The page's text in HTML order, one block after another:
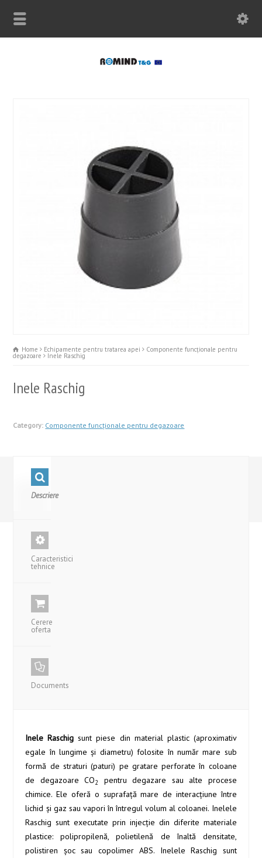
Home Echipamente pentru tratarea apei Componente funcționale pentru
degazoare Inele Raschig
Inele Raschig
Category: Componente funcționale pentru degazoare
Descriere
Caracteristici
tehnice
Cerere
oferta
Documents
Inele Raschig sunt piese din material plastic (aproximativ
egale în lungime și diametru) folosite în număr mare sub
formă de straturi (paturi) pe gratare perforate în coloane
de degazoare CO2
pentru degazare sau alte procese
chimice. Ele oferă o suprafață mare de interacțiune între
lichid și gaz sau vapori în întregul volum al coloanei. Inelele
Raschig sunt executate prin injecţie din diferite materiale
plastice: polipropilenă, polietilenă de înaltă densitate,
polistiren şoc sau copolimer ABS. Inelele Raschig sunt